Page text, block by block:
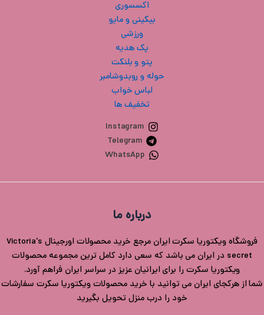
اکسسوری
بیکینی و مایو
ورزشی
پک هدیه
پتو و بلنکت
حوله و روبدوشامبر
لباس خواب
تخفیف ها
Instagram
Telegram
WhatsApp
درباره ما
فروشگاه ویکتوریا سکرت ایران مرجع خرید محصولات اورجینال Victoria's
secret در ایران می باشد که سعی دارد کامل ترین مجموعه محصولات
ویکتوریا سکرت را برای ایرانیان عزیز در سراسر ایران فراهم آورد.
شما از هرکجای ایران می توانید با خرید محصولات ویکتوریا سکرت سفارشات
خود را درب منزل تحویل بگیرید